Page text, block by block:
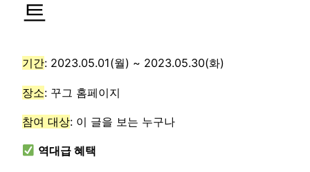
트
기간: 2023.05.01(월) ~ 2023.05.30(화)
장소: 꾸그 홈페이지
참여 대상: 이 글을 보는 누구나
역대급 혜택